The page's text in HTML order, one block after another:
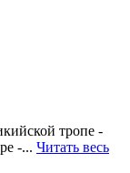
тропе -
-... Читать весь